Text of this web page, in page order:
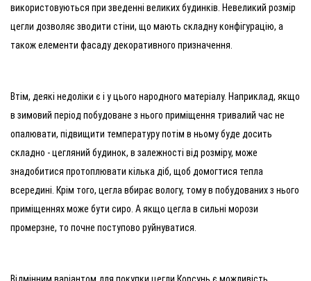
використовуються при зведенні великих будинків. Невеликий розмір
цегли дозволяє зводити стіни, що мають складну конфігурацію, а
також елементи фасаду декоративного призначення.
Втім, деякі недоліки є і у цього народного матеріалу. Наприклад, якщо
в зимовий період побудоване з нього приміщення тривалий час не
опалювати, підвищити температуру потім в ньому буде досить
складно - цегляний будинок, в залежності від розміру, може
знадобитися протоплювати кілька діб, щоб домогтися тепла
всередині. Крім того, цегла вбирає вологу, тому в побудованих з нього
приміщеннях може бути сиро. А якщо цегла в сильні морози
промерзне, то почне поступово руйнуватися.